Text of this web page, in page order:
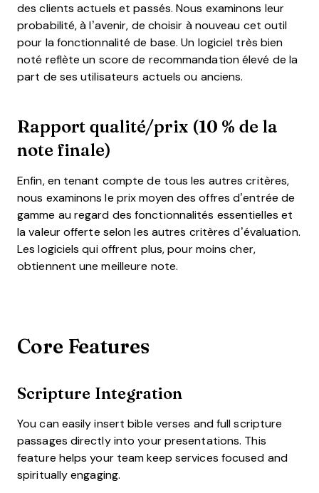
des clients actuels et passés. Nous examinons leur
probabilité, à l’avenir, de choisir à nouveau cet outil
pour la fonctionnalité de base. Un logiciel très bien
noté reflète un score de recommandation élevé de la
part de ses utilisateurs actuels ou anciens.
Rapport qualité/prix (10 % de la
note finale)
Enfin, en tenant compte de tous les autres critères,
nous examinons le prix moyen des offres d’entrée de
gamme au regard des fonctionnalités essentielles et
la valeur offerte selon les autres critères d’évaluation.
Les logiciels qui offrent plus, pour moins cher,
obtiennent une meilleure note.
Core Features
Scripture Integration
You can easily insert bible verses and full scripture
passages directly into your presentations. This
feature helps your team keep services focused and
spiritually engaging.